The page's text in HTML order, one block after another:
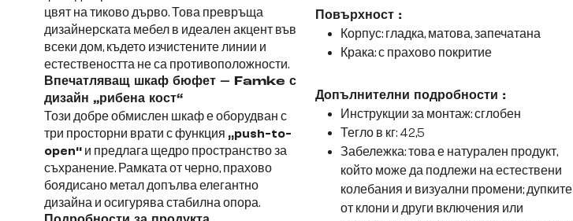
цвят на тиково дърво. Това превръща
дизайнерската мебел в идеален акцент във
всеки дом, където изчистените линии и
естествеността не са противоположности.
Впечатляващ шкаф бюфет – Famke с
дизайн „рибена кост“
Този добре обмислен шкаф е оборудван с
три просторни врати с функция „push-to-
open“ и предлага щедро пространство за
съхранение. Рамката от черно, прахово
боядисано метал допълва елегантно
дизайна и осигурява стабилна опора.
Повърхност :
Корпус: гладка, матова, запечатана
Крака: с прахово покритие
Допълнителни подробности :
Инструкции за монтаж: сглобен
Тегло в кг: 42,5
Забележка: това е натурален продукт,
който може да подлежи на естествени
колебания и визуални промени; дупките
от клони и други включения или